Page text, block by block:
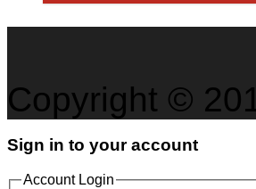
Copyright ©
Sign in to your account
Account Login